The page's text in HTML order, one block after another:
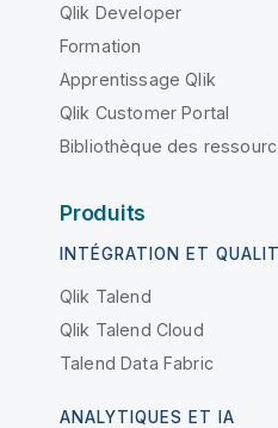
Qlik Developer
Formation
Apprentissage Qlik
Qlik Customer Portal
Bibliothèque des
Produits
INTÉGRATION ET
Qlik Talend
Qlik Talend Cloud
Talend Data Fabric
ANALYTIQUES ET IA